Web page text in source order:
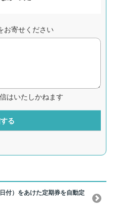
お寄せください
はいたしかねます
る
付）をあけた定期券を自動定